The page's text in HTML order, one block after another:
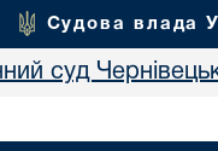
Судова влада
суд